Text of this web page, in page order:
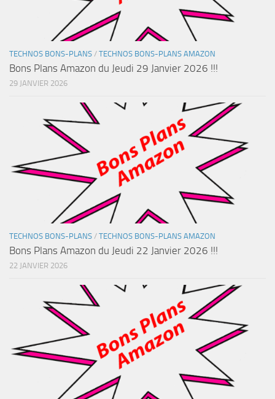
TECHNOS BONS-PLANS / TECHNOS BONS-PLANS AMAZON
Bons Plans Amazon du Jeudi 29 Janvier 2026 !!!
29 JANVIER 2026
TECHNOS BONS-PLANS / TECHNOS BONS-PLANS AMAZON
Bons Plans Amazon du Jeudi 22 Janvier 2026 !!!
22 JANVIER 2026